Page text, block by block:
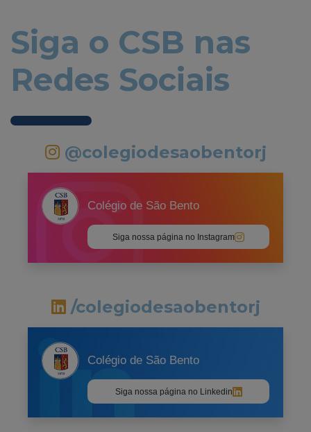
Siga o CSB nas
Redes Sociais
@colegiodesaobentorj
Colégio de São Bento
Siga nossa página no Instagram
/colegiodesaobentorj
Colégio de São Bento
Siga nossa página no Linkedin